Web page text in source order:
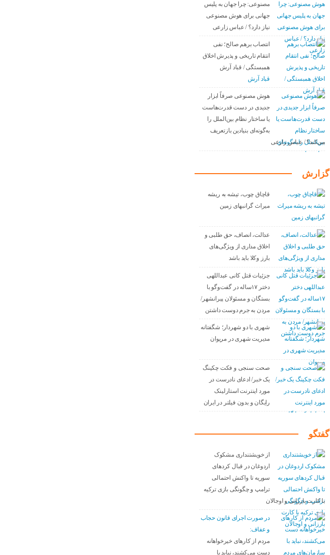
مصنوعی: چرا جهان به پلیس
جهانی برای هوش مصنوعی
نیاز دارد؟ / عباس زارعی
انتصاب برهم صالح؛ نفی
انتقام تاریخی و پذیرش اخلاق
همبستگی / قباد آرش
قباد آرش
هوش مصنوعی صرفاً ابزار
جدیدی در دست قدرت‌هاست
یا ساختار نظام بین‌الملل را
به‌گونه‌ای بنیادین بازتعریف
می‌کند؟ / عباس زارعی
گزارش
قاچاق چوب، تیشه به ریشه
میراث گرانبهای زمین
عدالت، انصاف، حق طلبی و
اخلاق مداری از ویژگی‌های
بارز وکلا باید باشد
جزئیات قتل کانی عبداللهی
دختر ۱۷ساله در گفت‌وگو با
بستگان و مسئولان پیرانشهر/
مردن به جرم دوست داشتن
شهری با دو شهردار؛ شگفتانه
مدیریت شهری در مریوان
صحت سنجی و فکت چکینگ
یک خبر/ ادعای نادرست در
مورد اینترنت استارلینک
رایگان و بدون فیلتر در ایران
گفتگو
از خویشتنداری مشکوک
اردوغان در قبال کردهای
سوریه تا واکنش احتمالی
ترامپ و چگونگی بازی ترکیه
با کارت بارزانی و اوجالان
در صورت اجرای قانون حجاب
و عفاف:
مردم از کارهای خیرخواهانه
دست می‌کشند، نباید با